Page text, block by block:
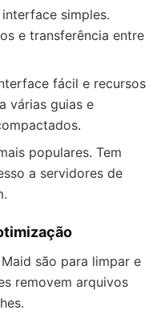
simples.
e transferência entre
fácil e recursos
várias guias e
populares. Tem
a servidores de
são para limpar e
removem arquivos